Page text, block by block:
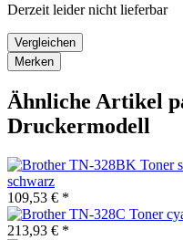
Derzeit leider nicht lieferbar
Vergleichen
Merken
Ähnliche Artikel
Druckermodell
schwarz
109,53 € *
213,93 € *